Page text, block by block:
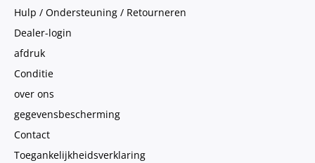
Hulp / Ondersteuning / Retourneren
Dealer-login
afdruk
Conditie
over ons
gegevensbescherming
Contact
Toegankelijkheidsverklaring